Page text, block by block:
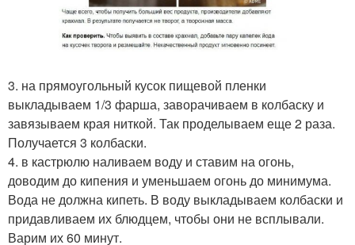
3. на прямоугольный кусок пищевой пленки
выкладываем 1/3 фарша, заворачиваем в колбаску и
завязываем края ниткой. Так проделываем еще 2 раза.
Получается 3 колбаски.
4. в кастрюлю наливаем воду и ставим на огонь,
доводим до кипения и уменьшаем огонь до минимума.
Вода не должна кипеть. В воду выкладываем колбаски и
придавливаем их блюдцем, чтобы они не всплывали.
Варим их 60 минут.